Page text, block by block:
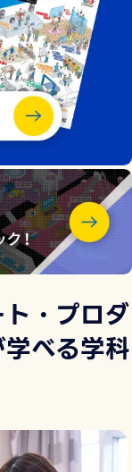
・プロダ
べる学科